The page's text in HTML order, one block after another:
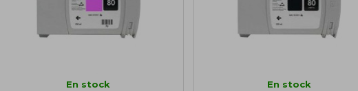
En stock En stock